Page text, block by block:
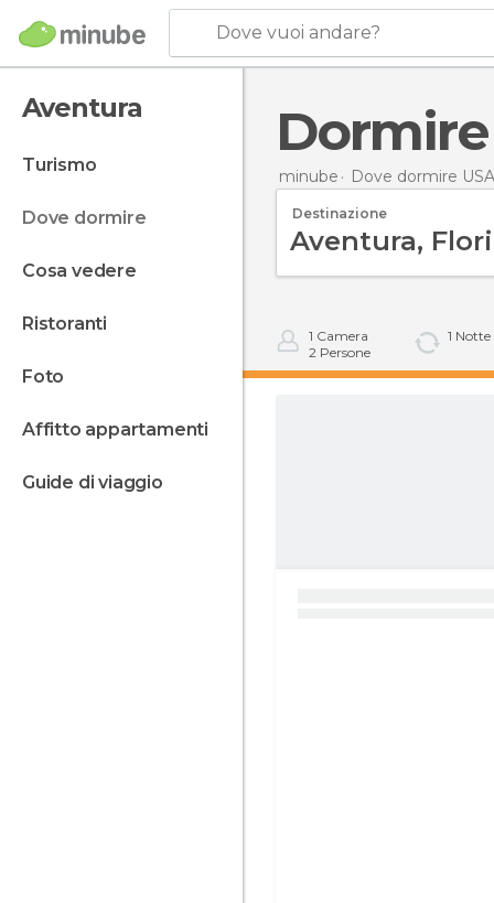
Dove vuoi andare?
Aventura
turismo
dove dormire
cosa vedere
ristoranti
foto
affitto appartamenti
guide di viaggio
minube Dove dormire USA
Destinazione
1 Camera
2 Persone
1 Notte